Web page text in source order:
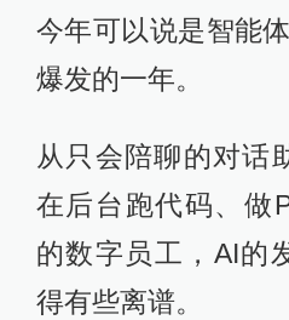
今年可以说是智能
爆发的一年。
从只会陪聊的对话
在后台跑代码、做
的数字员工，AI的
得有些离谱。